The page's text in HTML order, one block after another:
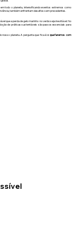
todo o planeta, intensificando eventos extremos como
também enfrentam desafios sem precedentes.
que a perda de gelo marinho no verão seja inevitável. No
de práticas sustentáveis são passos essenciais para
nosso planeta. A pergunta que fica é:o que faremos com